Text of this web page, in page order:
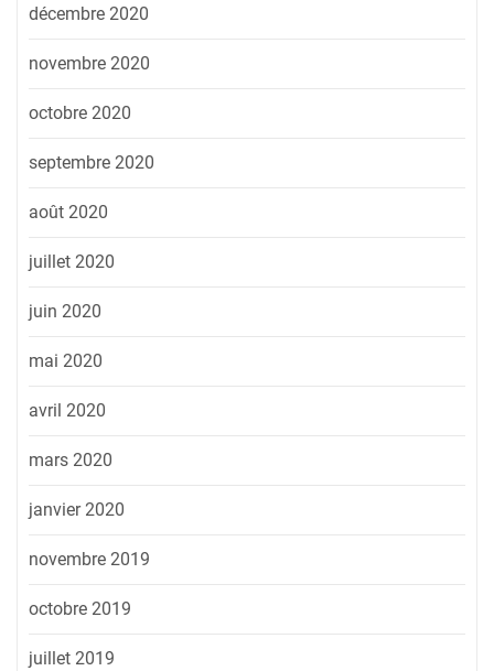
décembre 2020
novembre 2020
octobre 2020
septembre 2020
août 2020
juillet 2020
juin 2020
mai 2020
avril 2020
mars 2020
janvier 2020
novembre 2019
octobre 2019
juillet 2019